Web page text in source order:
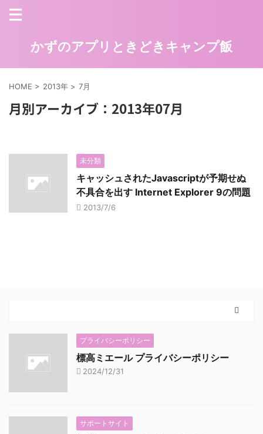
かずのアプリときどきキャンプ飯
HOME > 2013年 > 7月
月別アーカイブ：2013年07月
未分類
キャッシュされたJavascriptが予期せぬ
不具合を出す Internet Explorer 9の問題
2013/7/6
プライバシーポリシー
標高ミエール プライバシーポリシー
2024/12/31
サポートサイト